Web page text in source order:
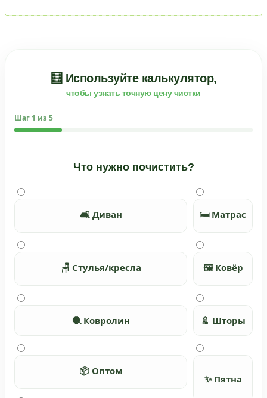
🧮 Используйте калькулятор,
чтобы узнать точную цену чистки
Шаг 1 из 5
Что нужно почистить?
🛋️ Диван 🛏️ Матрас
🪑 Стулья/кресла 🖼️ Ковёр
🧶 Ковролин 🚿 Шторы
📦 Оптом
✨ Пятна